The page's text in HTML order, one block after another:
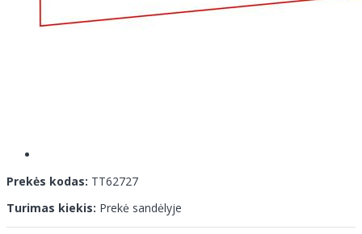
Prekės kodas: TT62727
Turimas kiekis: Prekė sandėlyje